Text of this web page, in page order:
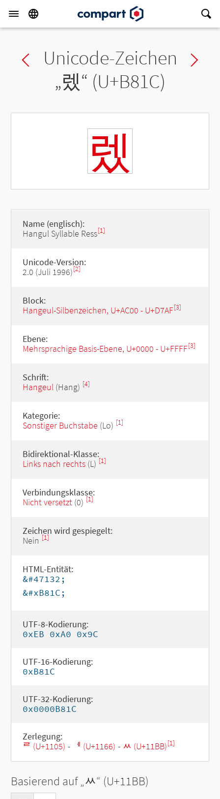
Previous char
Unicode-Zeichen
„렜“ (U+B81C)
렜
Name (englisch):
Hangul Syllable Ress[1]
Unicode-Version:
2.0 (Juli 1996)[2]
Block:
Hangeul-Silbenzeichen, U+AC00 - U+D7AF[3]
Ebene:
Mehrsprachige Basis-Ebene, U+0000 - U+FFFF[3]
Schrift:
Hangeul(Hang) [4]
Kategorie:
Sonstiger Buchstabe (Lo) [1]
Bidirektional-Klasse:
Links nach rechts(L) [1]
Verbindungsklasse:
Nicht versetzt(0) [1]
Zeichen wird gespiegelt:
Nein [1]
HTML-Entität:
&#47132;
&#xB81C;
UTF-8-Kodierung:
0xEB 0xA0 0x9C
UTF-16-Kodierung:
0xB81C
UTF-32-Kodierung:
0x0000B81C
Zerlegung:
ᄅ (U+1105) - ᅦ (U+1166) - ᆻ (U+11BB)[1]
Basierend auf „ᆻ“ (U+11BB)